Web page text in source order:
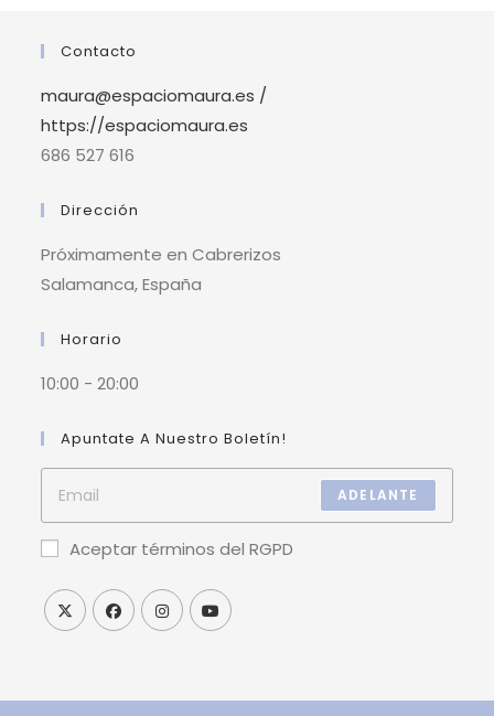
Contacto
maura@espaciomaura.es /
https://espaciomaura.es
686 527 616
Dirección
Próximamente en Cabrerizos
Salamanca, España
Horario
10:00 - 20:00
Apuntate A Nuestro Boletín!
ADELANTE
Aceptar términos del RGPD